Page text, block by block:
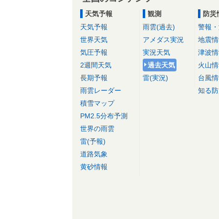
天気予報
天気予報
世界天気
気圧予報
2週間天気
長期予報
雨雲レーダー
積雪マップ
PM2.5分布予測
世界の雨雲
雷(予報)
道路気象
黄砂情報
観測
雨雲(過去)
アメダス実況
実況天気
過去天気
雷(実況)
防災
警報
地震
津波
火山
台風
知る